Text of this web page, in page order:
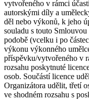
vytvořeného v rámci
autorskými díly a
děl nebo výkonů, k jeho
souladu s touto
podobě (vcelku i po
výkonu výkonného
příspěvku/vytvořeného v
rozsahu poskytnuté
osob. Součástí licence
Organizátora udělit, třetí
ve shodném rozsahu s